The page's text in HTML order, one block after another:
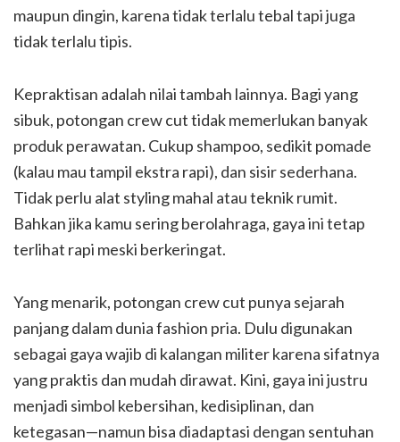
maupun dingin, karena tidak terlalu tebal tapi juga
tidak terlalu tipis.
Kepraktisan adalah nilai tambah lainnya. Bagi yang
sibuk, potongan crew cut tidak memerlukan banyak
produk perawatan. Cukup shampoo, sedikit pomade
(kalau mau tampil ekstra rapi), dan sisir sederhana.
Tidak perlu alat styling mahal atau teknik rumit.
Bahkan jika kamu sering berolahraga, gaya ini tetap
terlihat rapi meski berkeringat.
Yang menarik, potongan crew cut punya sejarah
panjang dalam dunia fashion pria. Dulu digunakan
sebagai gaya wajib di kalangan militer karena sifatnya
yang praktis dan mudah dirawat. Kini, gaya ini justru
menjadi simbol kebersihan, kedisiplinan, dan
ketegasan—namun bisa diadaptasi dengan sentuhan